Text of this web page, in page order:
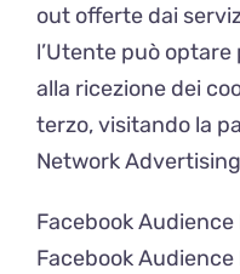
out offerte dai
l’Utente può optare
alla ricezione dei
terzo, visitando la
Network
Facebook
Facebook